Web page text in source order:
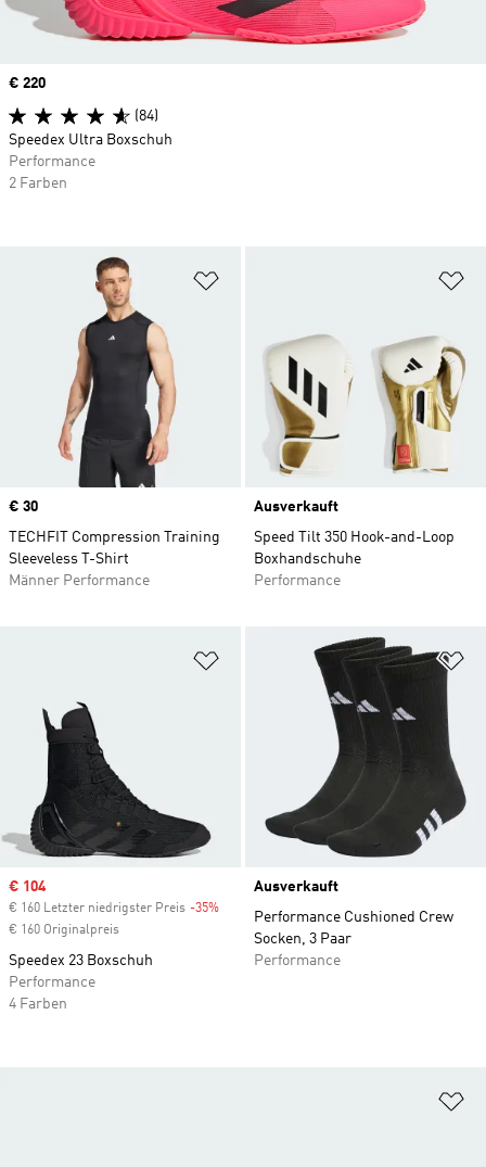
Price
€ 30
TECHFIT Compression Training
Sleeveless T-Shirt
Männer Performance
Ausverkauft
Speed Tilt 350 Hook-and-Loop
Boxhandschuhe
Performance
Zur Wunschliste hinzufügen
Sale price
€ 104
€ 160 Letzter niedrigster Preis -35% Discount
€ 160 Originalpreis
Speedex 23 Boxschuh
Performance
4 Farben
Ausverkauft
Performance Cushioned Crew
Socken, 3 Paar
Performance
Price
€ 220
(84)
Speedex Ultra Boxschuh
Performance
2 Farben